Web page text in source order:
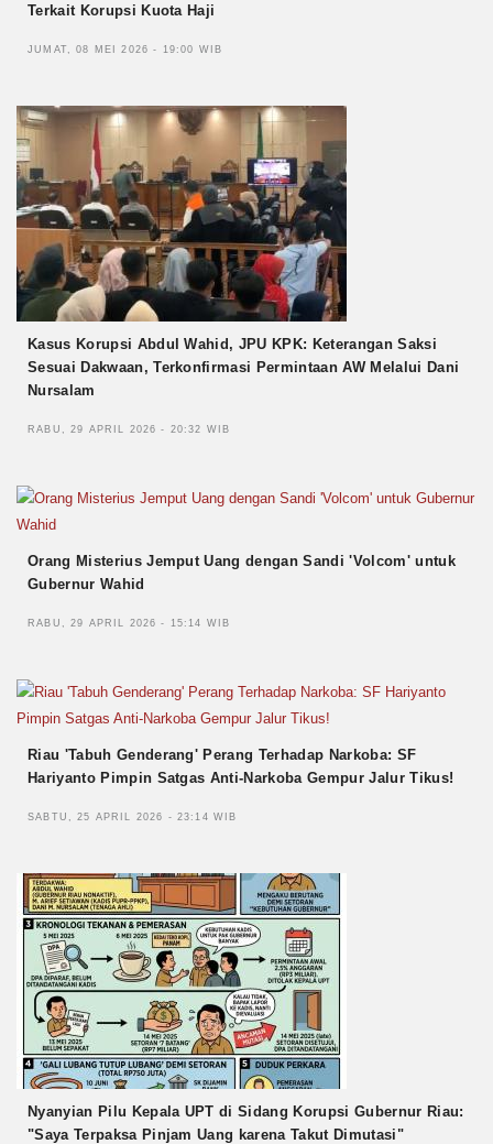
Terkait Korupsi Kuota Haji
JUMAT, 08 MEI 2026 - 19:00 WIB
Kasus Korupsi Abdul Wahid, JPU KPK: Keterangan Saksi
Sesuai Dakwaan, Terkonfirmasi Permintaan AW Melalui Dani
Nursalam
RABU, 29 APRIL 2026 - 20:32 WIB
Orang Misterius Jemput Uang dengan Sandi 'Volcom' untuk
Gubernur Wahid
RABU, 29 APRIL 2026 - 15:14 WIB
Riau 'Tabuh Genderang' Perang Terhadap Narkoba: SF
Hariyanto Pimpin Satgas Anti-Narkoba Gempur Jalur Tikus!
SABTU, 25 APRIL 2026 - 23:14 WIB
Nyanyian Pilu Kepala UPT di Sidang Korupsi Gubernur Riau:
"Saya Terpaksa Pinjam Uang karena Takut Dimutasi"